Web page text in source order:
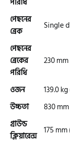
টারো
পেছনের
ব্রেক
Single
পেছনের
ব্রেকের
পরিধি
230
ওজন
139.0
উচ্চতা
830
গ্রাউন্ড
ক্লিয়ারেন্স 175